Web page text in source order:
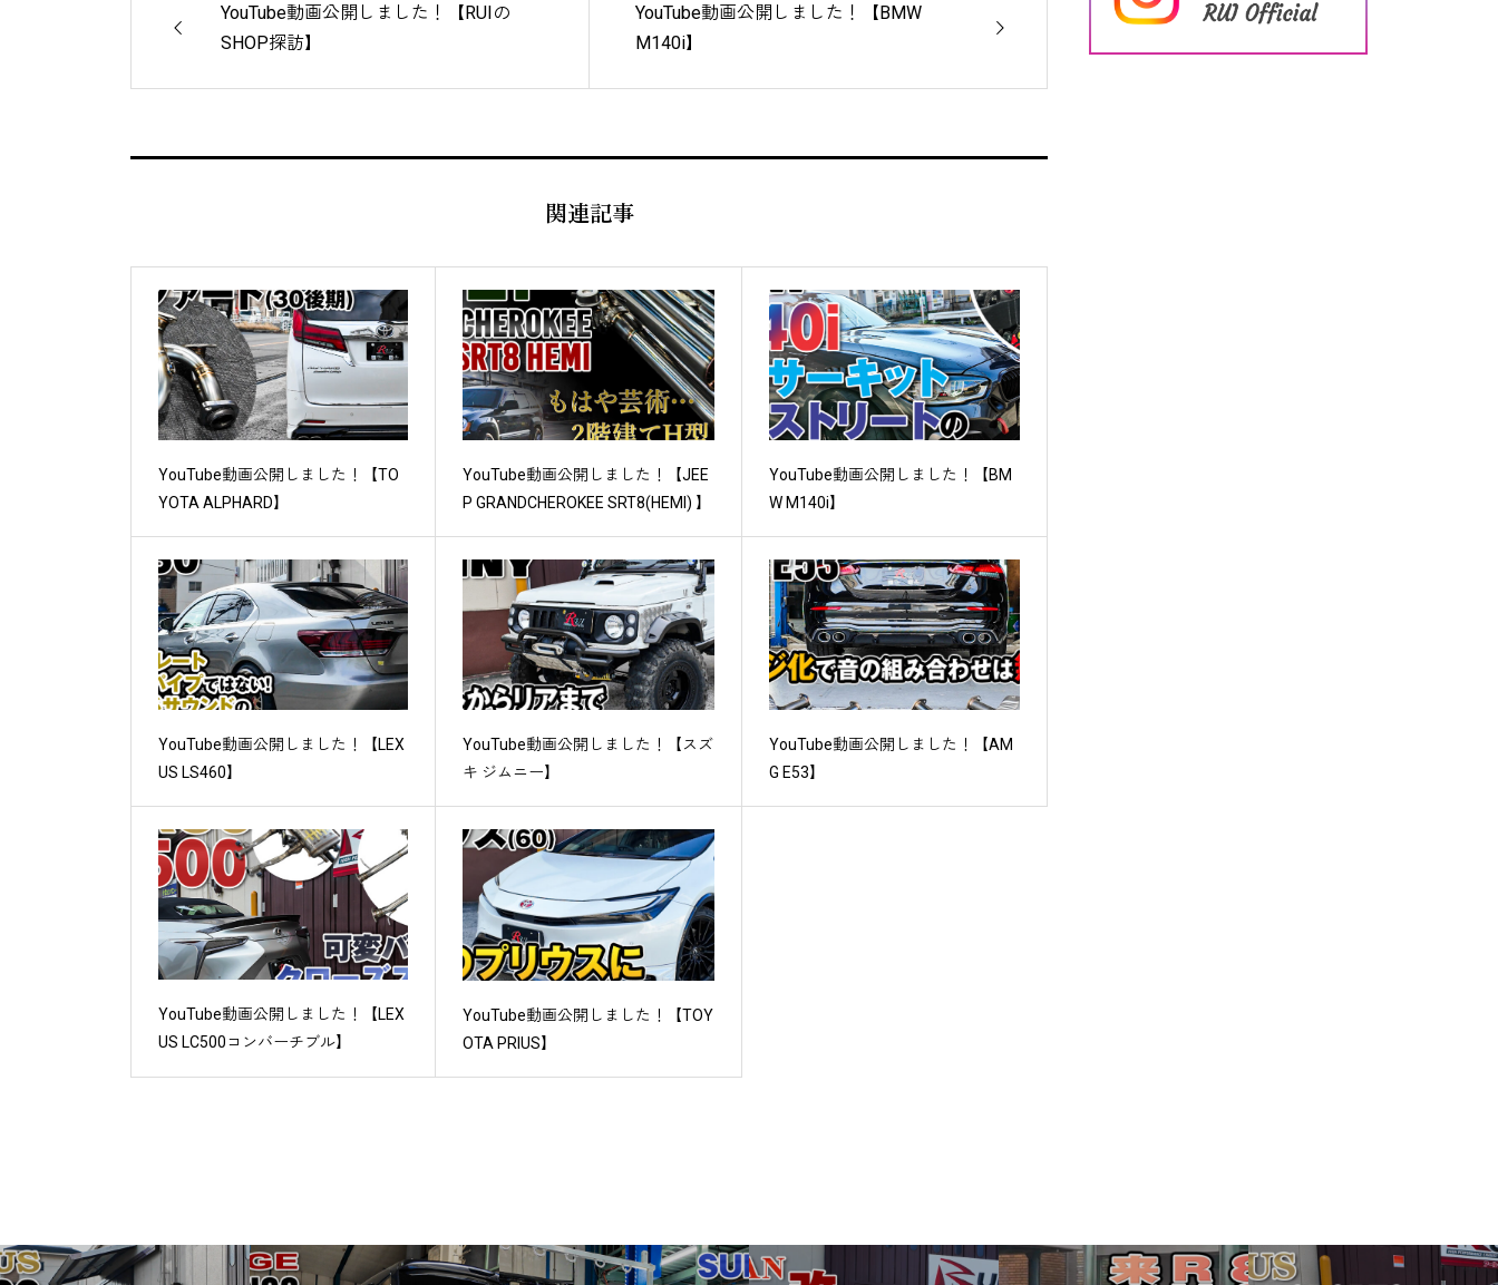
YouTube動画公開しました！【RUIの
SHOP探訪】
YouTube動画公開しました！【BMW
M140i】
関連記事
YouTube動画公開しました！【TO
YOTA ALPHARD】
YouTube動画公開しました！【JEE
P GRANDCHEROKEE SRT8(HEMI) 】
YouTube動画公開しました！【BM
W M140i】
YouTube動画公開しました！【LEX
US LS460】
YouTube動画公開しました！【スズ
キ ジムニー】
YouTube動画公開しました！【AM
G E53】
YouTube動画公開しました！【LEX
US LC500コンバーチブル】
YouTube動画公開しました！【TOY
OTA PRIUS】